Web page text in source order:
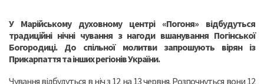
У Марійському духовному центрі «Погоня» відбудуться
традиційні нічні чування з нагоди вшанування Погінської
Богородиці. До спільної молитви запрошують вірян із
Прикарпаття та інших регіонів України.
Чування відбудуться в ніч з 12 на 13 червня. Розпочнуться вони 12